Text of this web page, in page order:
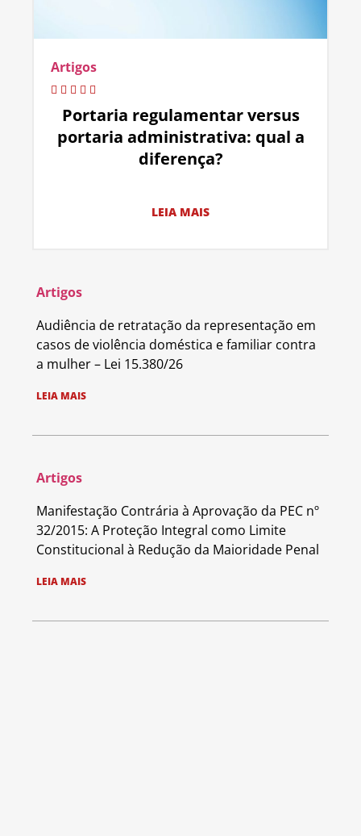
Artigos
Portaria regulamentar versus
portaria administrativa: qual a
diferença?
LEIA MAIS
Artigos
Audiência de retratação da representação em
casos de violência doméstica e familiar contra
a mulher – Lei 15.380/26
LEIA MAIS
Artigos
Manifestação Contrária à Aprovação da PEC nº
32/2015: A Proteção Integral como Limite
Constitucional à Redução da Maioridade Penal
LEIA MAIS